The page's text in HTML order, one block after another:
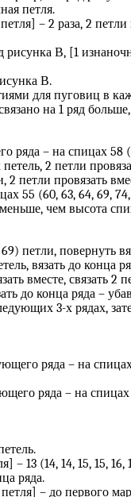
петля.
– 2 раза, 2
В, [1
В.
для пуговиц в
на 1 ряд
ряда – на спицах 58
2 петли
провязать
55 (60, 63, 64, 69,
меньше, чем высота
петли, повернуть
вязать до конца
вместе, связать 2
до конца ряда –
3-х рядах,
ряда – на
ряда – на
13 (14, 14, 15, 15,
ряда.
– до первого